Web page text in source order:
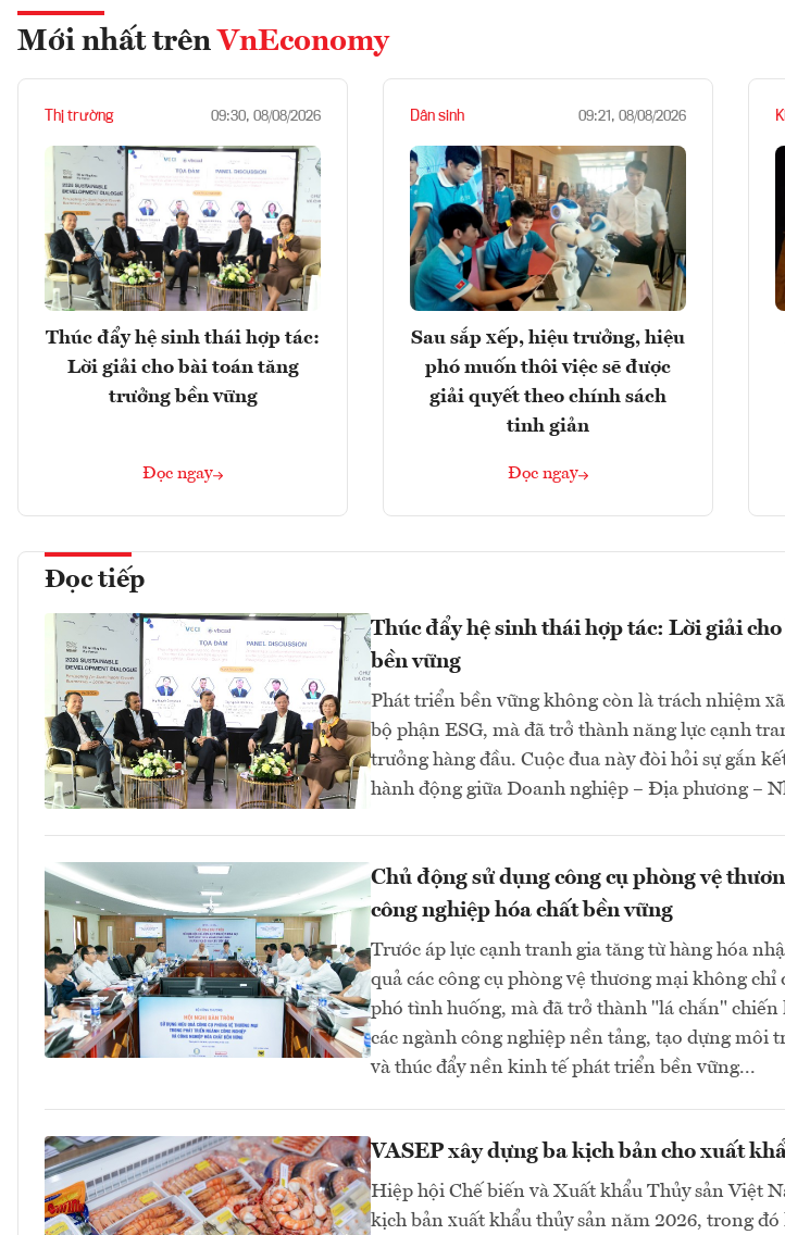
Mới nhất trên VnEconomy
Thị trường 09:30, 08/08/2026
Thúc đẩy hệ sinh thái hợp tác:
Lời giải cho bài toán tăng
trưởng bền vững
Đọc ngay
Dân sinh 09:21, 08/08/2026
Sau sắp xếp, hiệu trưởng, hiệu
phó muốn thôi việc sẽ được
giải quyết theo chính sách
tinh giản
Đọc ngay
Đọc tiếp
Thúc đẩy hệ sinh thái hợp tác: Lời giải
bền vững
Phát triển bền vững không còn là trách nhiệm
bộ phận ESG, mà đã trở thành năng lực cạnh
trưởng hàng đầu. Cuộc đua này đòi hỏi sự gắn
hành động giữa Doanh nghiệp – Địa phương –
Chủ động sử dụng công cụ phòng vệ
công nghiệp hóa chất bền vững
Trước áp lực cạnh tranh gia tăng từ hàng hóa
quả các công cụ phòng vệ thương mại không
phó tình huống, mà đã trở thành "lá chắn" chiến
các ngành công nghiệp nền tảng, tạo dựng môi
và thúc đẩy nền kinh tế phát triển bền vững...
VASEP xây dựng ba kịch bản cho xuất
Hiệp hội Chế biến và Xuất khẩu Thủy sản Việt
kịch bản xuất khẩu thủy sản năm 2026, trong